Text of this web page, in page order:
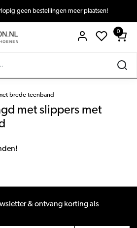
geen bestellingen meer plaatsen!
0
brede teenband
met slippers met
& ontvang korting als